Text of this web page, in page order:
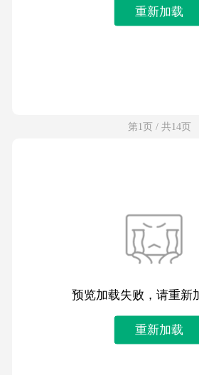
重新加载
第1页 / 共14页
预览加载失败，请重新
重新加载